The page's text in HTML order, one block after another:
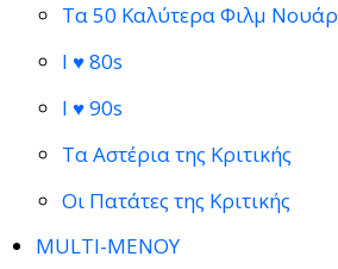
Τα 50 Καλύτερα Φιλμ Νουάρ
I ♥ 80s
I ♥ 90s
Τα Αστέρια της Κριτικής
Οι Πατάτες της Κριτικής
MULTI-ΜΕΝΟΥ